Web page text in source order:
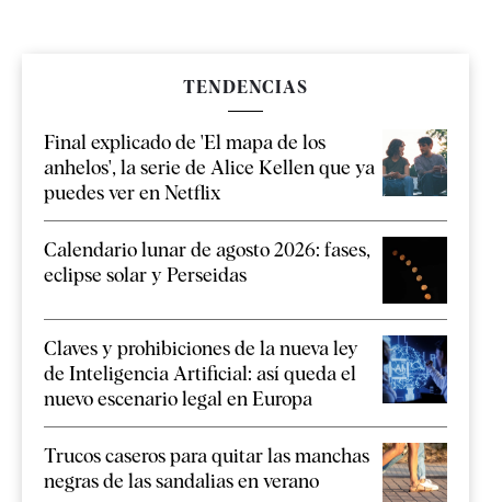
TENDENCIAS
Final explicado de 'El mapa de los
anhelos', la serie de Alice Kellen que ya
puedes ver en Netflix
Calendario lunar de agosto 2026: fases,
eclipse solar y Perseidas
Claves y prohibiciones de la nueva ley
de Inteligencia Artificial: así queda el
nuevo escenario legal en Europa
Trucos caseros para quitar las manchas
negras de las sandalias en verano